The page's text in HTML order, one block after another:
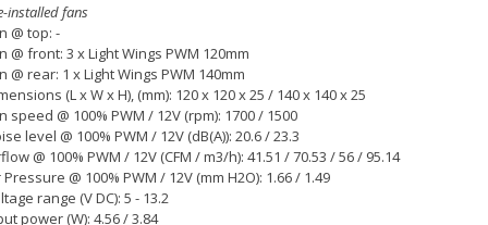
installed fans
@ top: -
@ front: 3 x Light Wings PWM 120mm
@ rear: 1 x Light Wings PWM 140mm
(L x W x H), (mm): 120 x 120 x 25 / 140 x 140 x 25
speed @ 100% PWM / 12V (rpm): 1700 / 1500
level @ 100% PWM / 12V (dB(A)): 20.6 / 23.3
@ 100% PWM / 12V (CFM / m3/h): 41.51 / 70.53 / 56 / 95.14
Pressure @ 100% PWM / 12V (mm H2O): 1.66 / 1.49
range (V DC): 5 - 13.2
power (W): 4.56 / 3.84